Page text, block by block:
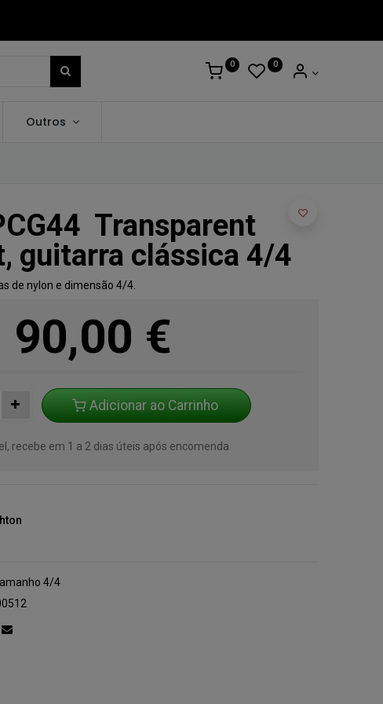
0 0
Outros
Transparent
guitarra clássica 4/4
de nylon e dimensão 4/4.
90,00 €
Adicionar ao Carrinho
recebe em 1 a 2 dias úteis após encomenda
4/4